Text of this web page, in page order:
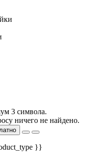
3 символа.
ничего не найдено.
}}